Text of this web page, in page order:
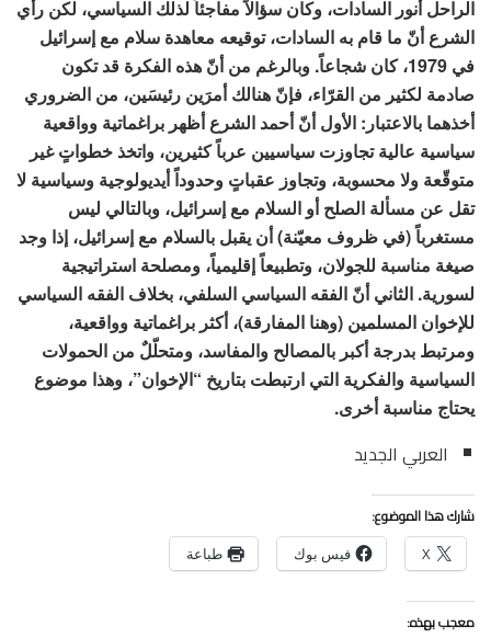
الراحل أنور السادات، وكان سؤالاً مفاجئاً لذلك السياسي، لكن رأي
الشرع أنّ ما قام به السادات، توقيعه معاهدة سلام مع إسرائيل
في 1979، كان شجاعاً. وبالرغم من أنّ هذه الفكرة قد تكون
صادمة لكثير من القرّاء، فإنّ هنالك أمرَين رئيسَين، من الضروري
أخذهما بالاعتبار: الأول أنّ أحمد الشرع أظهر براغماتية وواقعية
سياسية عالية تجاوزت سياسيين عرباً كثيرين، واتخذ خطواتٍ غير
متوقّعة ولا محسوبة، وتجاوز عقباتٍ وحدوداً أيديولوجية وسياسية لا
تقل عن مسألة الصلح أو السلام مع إسرائيل، وبالتالي ليس
مستغرباً (في ظروف معيّنة) أن يقبل بالسلام مع إسرائيل، إذا وجد
صيغة مناسبة للجولان، وتطبيعاً إقليمياً، ومصلحة استراتيجية
لسورية. الثاني أنّ الفقه السياسي السلفي، بخلاف الفقه السياسي
للإخوان المسلمين (وهنا المفارقة)، أكثر براغماتية وواقعية،
ومرتبط بدرجة أكبر بالمصالح والمفاسد، ومتحلّلٌ من الحمولات
السياسية والفكرية التي ارتبطت بتاريخ “الإخوان”، وهذا موضوع
يحتاج مناسبة أخرى.
العربي الجديد
شارك هذا الموضوع:
X فيس بوك طباعة
معجب بهذه: